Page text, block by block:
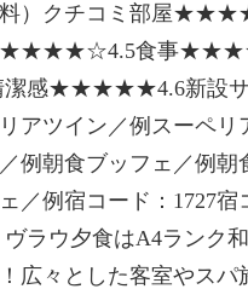
料）クチコミ部屋
呂★★★★☆4.5食事
感★★★★★4.6新設サ
アツイン／例スーペリ
例朝食ブッフェ／例朝
／例宿コード：1727宿
ヴラウ夕食はA4ランク
広々とした客室やスパ